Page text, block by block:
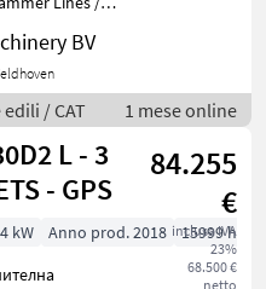
6.674
Location
BV
/ CAT 1 mese online
L - 3
- GPS
84.255
€
inclusa IVA
23%
68.500 €
netto
kW Anno prod. 2018
15999 h